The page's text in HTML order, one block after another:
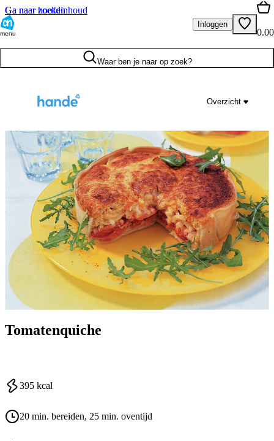
Ga naar hoofdinhoud
Ga naar zoeken
menu
Inloggen
0.00
Waar ben je naar op zoek?
Overzicht
Tomatenquiche
395 kcal
20 min. bereiden, 25 min. oventijd